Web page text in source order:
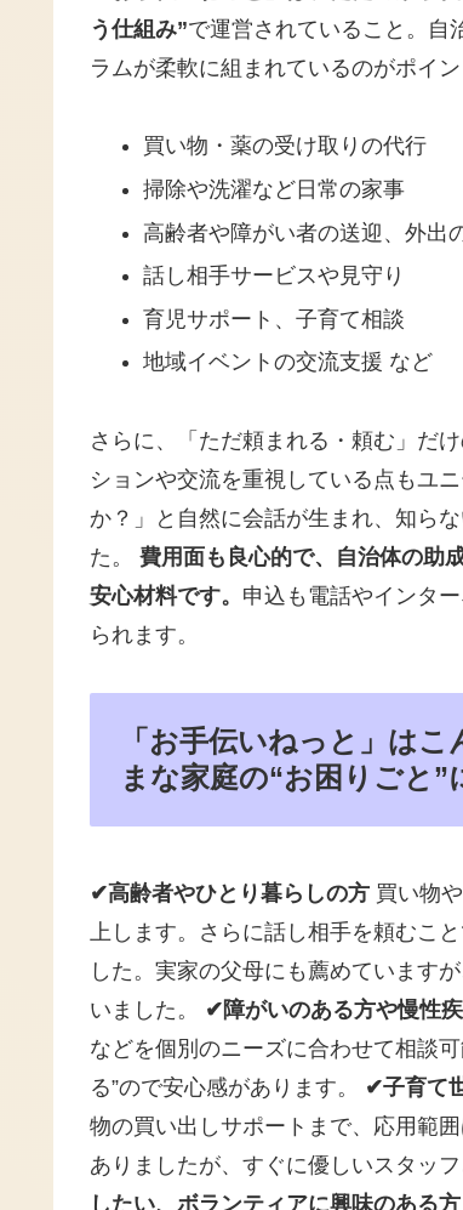
う仕組み”で運営されていること。自
ラムが柔軟に組まれているのがポイン
買い物・薬の受け取りの代行
掃除や洗濯など日常の家事
高齢者や障がい者の送迎、外出
話し相手サービスや見守り
育児サポート、子育て相談
地域イベントの交流支援 など
さらに、「ただ頼まれる・頼む」だ
ションや交流を重視している点もユ
か？」と自然に会話が生まれ、知ら
た。 費用面も良心的で、自治体の助
安心材料です。 申込も電話やインタ
られます。
「お手伝いねっと」は
まな家庭の“お困りごと”
✔高齢者やひとり暮らしの方 買い物
上します。さらに話し相手を頼むこ
した。実家の父母にも薦めています
いました。 ✔障がいのある方や慢性
などを個別のニーズに合わせて相談
る”ので安心感があります。 ✔子育て
物の買い出しサポートまで、応用範
ありましたが、すぐに優しいスタッ
したい、ボランティアに興味のある方